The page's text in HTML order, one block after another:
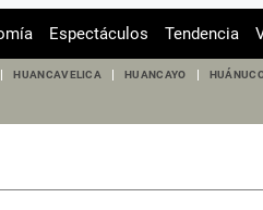
Espectáculos Tendencia
HUANCAVELICA HUANCAYO